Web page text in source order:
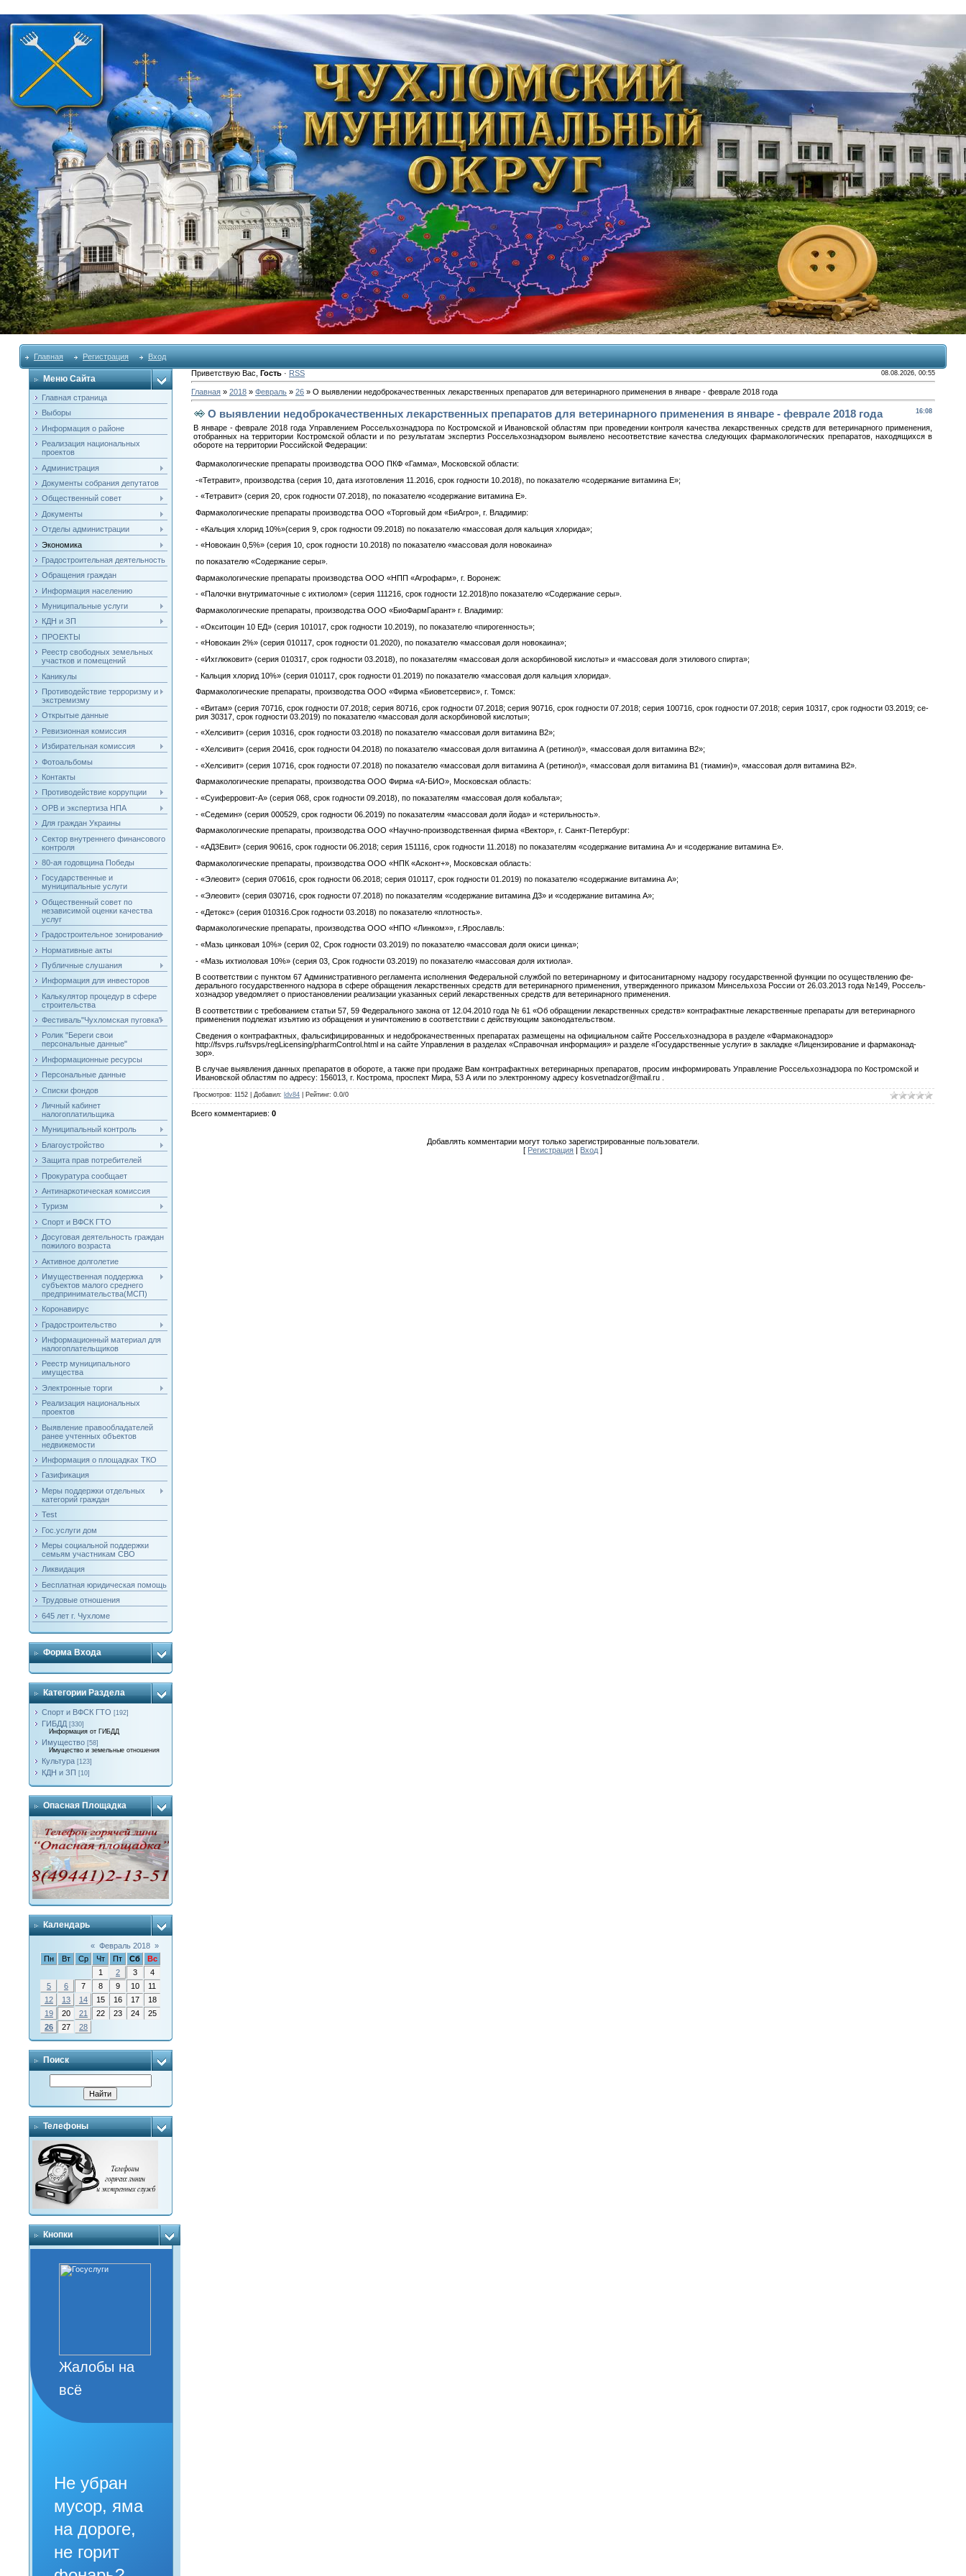
Главная Регистрация Вход
Меню Сайта
Главная страница
Выборы
Информация о районе
Реализация национальных
проектов
Администрация
Документы собрания депутатов
Общественный совет
Документы
Отделы администрации
Экономика
Градостроительная деятельность
Обращения граждан
Информация населению
Муниципальные услуги
КДН и ЗП
ПРОЕКТЫ
Реестр свободных земельных
участков и помещений
Каникулы
Противодействие терроризму и
экстремизму
Открытые данные
Ревизионная комиссия
Избирательная комиссия
Фотоальбомы
Контакты
Противодействие коррупции
ОРВ и экспертиза НПА
Для граждан Украины
Сектор внутреннего финансового
контроля
80-ая годовщина Победы
Государственные и
муниципальные услуги
Общественный совет по
независимой оценки качества
услуг
Градостроительное зонирование
Нормативные акты
Публичные слушания
Информация для инвесторов
Калькулятор процедур в сфере
строительства
Фестиваль"Чухломская пуговка"
Ролик "Береги свои
персональные данные"
Информационные ресурсы
Персональные данные
Списки фондов
Личный кабинет
налогоплатильщика
Муниципальный контроль
Благоустройство
Защита прав потребителей
Прокуратура сообщает
Антинаркотическая комиссия
Туризм
Спорт и ВФСК ГТО
Досуговая деятельность граждан
пожилого возраста
Активное долголетие
Имущественная поддержка
субъектов малого среднего
предпринимательства(МСП)
Коронавирус
Градостроительство
Информационный материал для
налогоплательщиков
Реестр муниципального
имущества
Электронные торги
Реализация национальных
проектов
Выявление правообладателей
ранее учтенных объектов
недвижемости
Информация о площадках ТКО
Газификация
Меры поддержки отдельных
категорий граждан
Test
Гос.услуги дом
Меры социальной поддержки
семьям участникам СВО
Ликвидация
Бесплатная юридическая помощь
Трудовые отношения
645 лет г. Чухломе
Форма Входа
Категории Раздела
Спорт и ВФСК ГТО [192]
ГИБДД [330]
Информация от ГИБДД
Имущество [58]
Имущество и земельные отношения
Культура [123]
КДН и ЗП [10]
Опасная Площадка
Календарь
« Февраль 2018 »
Пн
Вт Ср Чт Пт Сб
Вс
1
2 3
4
5
6 7 8 9 10
11
12
13 14 15 16 17
18
19
20 21 22 23 24
25
26
27 28
Поиск
Телефоны
Кнопки
Жалобы на
всё
Не убран
мусор, яма
на дороге,
не горит
Приветствую Вас Гость· RSS 08.08.2026, 00:55
Главная» 2018 » Февраль » 26» О выявлении недоброкачественных лекарственных препаратов для ветеринарного применения в январе - феврале 2018 года
16:08
О выявлении недоброкачественных лекарственных препаратов для ветеринарного применения в январе - феврале 2018 года
В ян­ва­ре - фев­ра­ле 2018 го­да Уп­равле­ни­ем Рос­сель­хоз­надзо­ра по Кос­тромской и Ива­нов­ской об­ластям при про­веде­нии кон­тро­ля ка­чес­тва ле­карс­твен­ных средств для ве­тери­нар­но­го при­мене­ния,
отоб­ранных на тер­ри­тории Кос­тромской об­ласти и по ре­зуль­та­там эк­спер­тиз Рос­сель­хоз­надзо­ром вы­яв­ле­но не­со­от­ветс­твие ка­чес­тва сле­ду­ющих фар­ма­коло­гичес­ких пре­пара­тов, на­ходя­щих­ся в
обо­роте на тер­ри­тории Рос­сий­ской Фе­дера­ции:
Фар­ма­коло­гичес­кие пре­пара­ты про­из­водс­тва О­ОО ПКФ «Гам­ма», Мос­ков­ской об­ласти:
-«Тет­ра­вит», про­из­водс­тва (се­рия 10, да­та из­го­тов­ле­ния 11.2016, срок год­ности 10.2018), по по­каза­телю «со­дер­жа­ние ви­тами­на Е»;
- «Тет­ра­вит» (се­рия 20, срок год­ности 07.2018), по по­каза­телю «со­дер­жа­ние ви­тами­на Е».
Фар­ма­коло­гичес­кие пре­пара­ты про­из­водс­тва О­ОО «Тор­го­вый дом «Би­Аг­ро», г. Вла­димир:
- «Каль­ция хло­рид 10%»(се­рия 9, срок год­ности 09.2018) по по­каза­телю «мас­со­вая до­ля каль­ция хло­рида»;
- «Но­вока­ин 0,5%» (се­рия 10, срок год­ности 10.2018) по по­каза­телю «мас­со­вая до­ля но­вока­ина»
по по­каза­телю «Со­дер­жа­ние се­ры».
Фар­ма­коло­гичес­кие пре­пара­ты про­из­водс­тва О­ОО «НПП «Аг­ро­фарм», г. Во­ронеж:
- «Па­лоч­ки внут­ри­маточ­ные с их­ти­олом» (се­рия 111216, срок год­ности 12.2018)по по­каза­телю «Со­дер­жа­ние се­ры».
Фар­ма­коло­гичес­кие пре­пара­ты, про­из­водс­тва О­ОО «Би­оФар­мГа­рант» г. Вла­димир:
- «Ок­си­тоцин 10 ЕД» (се­рия 101017, срок год­ности 10.2019), по по­каза­телю «пи­роген­ность»;
- «Но­вока­ин 2%» (се­рия 010117, срок год­ности 01.2020), по по­каза­телю «мас­со­вая до­ля но­вока­ина»;
- «Их­глю­ковит» (се­рия 010317, срок год­ности 03.2018), по по­каза­телям «мас­со­вая до­ля ас­корби­новой кис­ло­ты» и «мас­со­вая до­ля эти­лово­го спир­та»;
- Каль­ция хло­рид 10%» (се­рия 010117, срок год­ности 01.2019) по по­каза­телю «мас­со­вая до­ля каль­ция хло­рида».
Фар­ма­коло­гичес­кие пре­пара­ты, про­из­водс­тва О­ОО «Фир­ма «Би­овет­сервис», г. Томск:
- «Ви­там» (се­рия 70716, срок год­ности 07.2018; се­рия 80716, срок год­ности 07.2018; се­рия 90716, срок год­ности 07.2018; се­рия 100716, срок год­ности 07.2018; се­рия 10317, срок год­ности 03.2019; се­
рия 30317, срок год­ности 03.2019) по по­каза­телю «мас­со­вая до­ля ас­корби­новой кис­ло­ты»;
- «Хел­си­вит» (се­рия 10316, срок год­ности 03.2018) по по­каза­телю «мас­со­вая до­ля ви­тами­на В2»;
- «Хел­си­вит» (се­рия 20416, срок год­ности 04.2018) по по­каза­телю «мас­со­вая до­ля ви­тами­на А (ре­тинол)», «мас­со­вая до­ля ви­тами­на В2»;
- «Хел­си­вит» (се­рия 10716, срок год­ности 07.2018) по по­каза­телю «мас­со­вая до­ля ви­тами­на А (ре­тинол)», «мас­со­вая до­ля ви­тами­на В1 (ти­амин)», «мас­со­вая до­ля ви­тами­на В2».
Фар­ма­коло­гичес­кие пре­пара­ты, про­из­водс­тва О­ОО Фир­ма «А-БИО», Мос­ков­ская об­ласть:
- «Су­ифер­ро­вит-А» (се­рия 068, срок год­ности 09.2018), по по­каза­телям «мас­со­вая до­ля ко­баль­та»;
- «Се­демин» (се­рия 000529, срок год­ности 06.2019) по по­каза­телям «мас­со­вая до­ля й­ода» и «сте­риль­ность».
Фар­ма­коло­гичес­кие пре­пара­ты, про­из­водс­тва О­ОО «На­уч­но-про­из­водс­твен­ная фир­ма «Век­тор», г. Санкт-Пе­тер­бург:
- «АД3Евит» (се­рия 90616, срок год­ности 06.2018; се­рия 151116, срок год­ности 11.2018) по по­каза­телям «со­дер­жа­ние ви­тами­на А» и «со­дер­жа­ние ви­тами­на Е».
Фар­ма­коло­гичес­кие пре­пара­ты, про­из­водс­тва О­ОО «НПК «Ас­конт+», Мос­ков­ская об­ласть:
- «Эле­овит» (се­рия 070616, срок год­ности 06.2018; се­рия 010117, срок год­ности 01.2019) по по­каза­телю «со­дер­жа­ние ви­тами­на А»;
- «Эле­овит» (се­рия 030716, срок год­ности 07.2018) по по­каза­телям «со­дер­жа­ние ви­тами­на Д3» и «со­дер­жа­ние ви­тами­на А»;
- «Де­токс» (се­рия 010316.Срок год­ности 03.2018) по по­каза­телю «плот­ность».
Фар­ма­коло­гичес­кие пре­пара­ты, про­из­водс­тва О­ОО «НПО «Лин­ком»», г.Ярос­лавль:
- «Мазь цин­ко­вая 10%» (се­рия 02, Срок год­ности 03.2019) по по­каза­телю «мас­со­вая до­ля оки­си цин­ка»;
- «Мазь их­ти­оло­вая 10%» (се­рия 03, Срок год­ности 03.2019) по по­каза­телю «мас­со­вая до­ля их­ти­ола».
В со­от­ветс­твии с пун­ктом 67 Ад­ми­нис­тра­тив­но­го рег­ла­мен­та ис­полне­ния Фе­дераль­ной служ­бой по ве­тери­нар­но­му и фи­тоса­нитар­но­му над­зо­ру го­сударс­твен­ной фун­кции по осу­щест­вле­нию фе­
дераль­но­го го­сударс­твен­но­го над­зо­ра в сфе­ре об­ра­щения ле­карс­твен­ных средств для ве­тери­нар­но­го при­мене­ния, ут­вер­жден­но­го при­казом Мин­сель­хо­за Рос­сии от 26.03.2013 го­да №149, Рос­сель­
хоз­надзор уве­дом­ля­ет о при­ос­та­нов­ле­нии ре­али­зации ука­зан­ных се­рий ле­карс­твен­ных средств для ве­тери­нар­но­го при­мене­ния.
В со­от­ветс­твии с тре­бова­ни­ем статьи 57, 59 Фе­дераль­но­го за­кона от 12.04.2010 го­да № 61 «Об об­ра­щении ле­карс­твен­ных средств» кон­тра­фак­тные ле­карс­твен­ные пре­пара­ты для ве­тери­нар­но­го
при­мене­ния под­ле­жат изъ­ятию из об­ра­щения и унич­то­жению в со­от­ветс­твии с дей­ству­ющим за­коно­датель­ством.
Све­дения о кон­тра­фак­тных, фаль­си­фици­рован­ных и не­доб­ро­качес­твен­ных пре­пара­тах раз­ме­щены на офи­ци­аль­ном сай­те Рос­сель­хоз­надзо­ра в раз­де­ле «Фар­ма­конад­зор»
http://fsvps.ru/fsvps/regLicensing/pharmControl.html и на сай­те Уп­равле­ния в раз­де­лах «Спра­воч­ная ин­форма­ция» и раз­де­ле «Го­сударс­твен­ные ус­лу­ги» в зак­ладке «Ли­цен­зи­рова­ние и фар­ма­конад­
зор».
В слу­чае вы­яв­ле­ния дан­ных пре­пара­тов в обо­роте, а так­же при про­даже Вам кон­тра­фак­тных ве­тери­нар­ных пре­пара­тов, про­сим ин­форми­ровать Уп­равле­ние Рос­сель­хоз­надзо­ра по Кос­тромской и
Ива­нов­ской об­ластям по ад­ре­су: 156013, г. Кос­тро­ма, прос­пект Ми­ра, 53 А или по элек­трон­но­му ад­ре­су kosvetnadzor@mail.ru .
Просмотров: 1152 | Добавил: ldv84| Рейтинг: 0.0/0
Всего комментариев: 0
Добавлять комментарии могут только зарегистрированные пользователи.
[ Регистрация Вход ]